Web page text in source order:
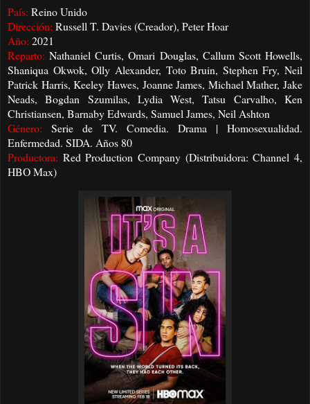
País: Reino Unido
Dirección: Russell T. Davies (Creador), Peter Hoar
Año: 2021
Reparto: Nathaniel Curtis, Omari Douglas, Callum Scott Howells,
Shaniqua Okwok, Olly Alexander, Toto Bruin, Stephen Fry, Neil
Patrick Harris, Keeley Hawes, Joanne James, Michael Mather, Jake
Neads, Bogdan Szumilas, Lydia West, Tatsu Carvalho, Ken
Christiansen, Barnaby Edwards, Samuel James, Neil Ashton
Género: Serie de TV. Comedia. Drama | Homosexualidad.
Enfermedad. SIDA. Años 80
Productora: Red Production Company (Distribuidora: Channel 4,
HBO Max)